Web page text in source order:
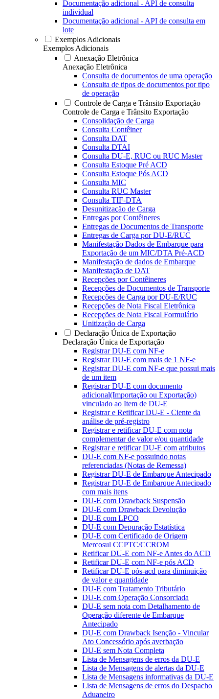
Documentação adicional - API de consulta
individual
Documentação adicional - API de consulta em
lote
Exemplos Adicionais
Exemplos Adicionais
Anexação Eletrônica
Anexação Eletrônica
Consulta de documentos de uma operação
Consulta de tipos de documentos por tipo
de operação
Controle de Carga e Trânsito Exportação
Controle de Carga e Trânsito Exportação
Consolidação de Carga
Consulta Contêiner
Consulta DAT
Consulta DTAI
Consulta DU-E, RUC ou RUC Master
Consulta Estoque Pré ACD
Consulta Estoque Pós ACD
Consulta MIC
Consulta RUC Master
Consulta TIF-DTA
Desunitização de Carga
Entregas por Contêineres
Entregas de Documentos de Transporte
Entregas de Carga por DU-E/RUC
Manifestação Dados de Embarque para
Exportação de um MIC/DTA Pré-ACD
Manifestação de dados de Embarque
Manifestação de DAT
Recepções por Contêineres
Recepções de Documentos de Transporte
Recepções de Carga por DU-E/RUC
Recepções de Nota Fiscal Eletrônica
Recepções de Nota Fiscal Formulário
Unitização de Carga
Declaração Única de Exportação
Declaração Única de Exportação
Registrar DU-E com NF-e
Registrar DU-E com mais de 1 NF-e
Registrar DU-E com NF-e que possui mais
de um item
Registrar DU-E com documento
adicional(Importação ou Exportação)
vinculado ao Item de DU-E
Registrar e Retificar DU-E - Ciente da
análise de pré-registro
Registrar e retificar DU-E com nota
complementar de valor e/ou quantidade
Registrar e retificar DU-E com atributos
DU-E com NF-e possuindo notas
referenciadas (Notas de Remessa)
Registrar DU-E de Embarque Antecipado
Registrar DU-E de Embarque Antecipado
com mais itens
DU-E com Drawback Suspensão
DU-E com Drawback Devolução
DU-E com LPCO
DU-E com Depuração Estatística
DU-E com Certificado de Origem
Mercosul CCPTC/CCROM
Retificar DU-E com NF-e Antes do ACD
Retificar DU-E com NF-e pós ACD
Retificar DU-E pós-acd para diminuição
de valor e quantidade
DU-E com Tratamento Tributário
DU-E com Operação Consorciada
DU-E sem nota com Detalhamento de
Operação diferente de Embarque
Antecipado
DU-E com Drawback Isenção - Vincular
Ato Concessório após averbação
DU-E sem Nota Completa
Lista de Mensagens de erros da DU-E
Lista de Mensagens de alertas da DU-E
Lista de Mensagens informativas da DU-E
Lista de Mensagens de erros do Despacho
Aduaneiro